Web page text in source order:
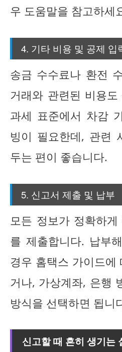
우 도움말을 참고하세
4. 기타 비용 및 공제 입
송금 수수료나 환전
거래와 관련된 비용
과세 표준에서 차감
빙이 필요한데, 관련
두는 편이 좋습니다.
5. 신고서 제출 및 납부
모든 정보가 정확하
를 제출합니다. 납부
경우 홈택스 가이드에
거나, 가상계좌, 은행
방식을 선택하면 됩니
신고할 때 흔히 생기는